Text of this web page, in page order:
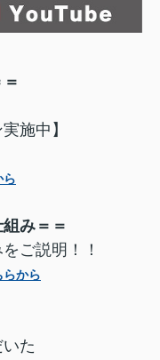
施中】
ら
み＝＝
ご説明！！
らから
た